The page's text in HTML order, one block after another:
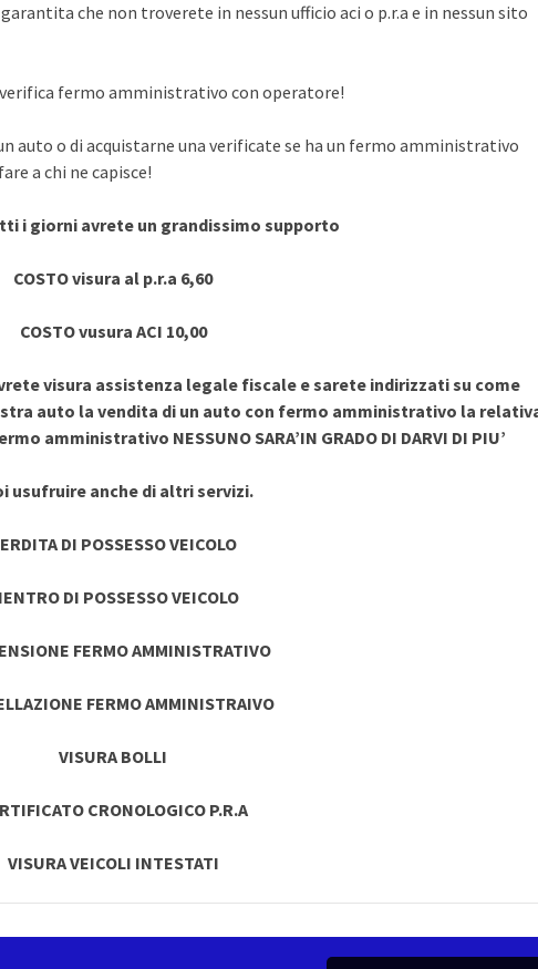
che non troverete in nessun ufficio aci o p.r.a e in nessun sito
verifica fermo amministrativo con operatore!
auto o di acquistarne una verificate se ha un fermo amministrativo
a chi ne capisce!
i giorni avrete un grandissimo supporto
COSTO visura al p.r.a 6,60
COSTO vusura ACI 10,00
avrete visura assistenza legale fiscale e sarete indirizzati su come
auto la vendita di un auto con fermo amministrativo la
amministrativo NESSUNO SARA’IN GRADO DI DARVI DI PIU’
usufruire anche di altri servizi.
DI POSSESSO VEICOLO
DI POSSESSO VEICOLO
FERMO AMMINISTRATIVO
FERMO AMMINISTRAIVO
VISURA BOLLI
CRONOLOGICO P.R.A
VISURA VEICOLI INTESTATI